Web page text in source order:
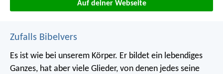
Auf deiner Webseite
Zufalls Bibelvers
Es ist wie bei unserem Körper. Er bildet ein lebendiges
Ganzes, hat aber viele Glieder, von denen jedes seine